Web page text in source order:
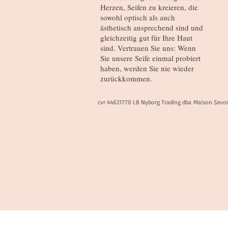
Herzen, Seifen zu kreieren, die
sowohl optisch als auch
ästhetisch ansprechend sind und
gleichzeitig gut für Ihre Haut
sind. Vertrauen Sie uns: Wenn
Sie unsere Seife einmal probiert
haben, werden Sie nie wieder
zurückkommen.
cvr 44621770 LB Nyborg Trading dba Maison